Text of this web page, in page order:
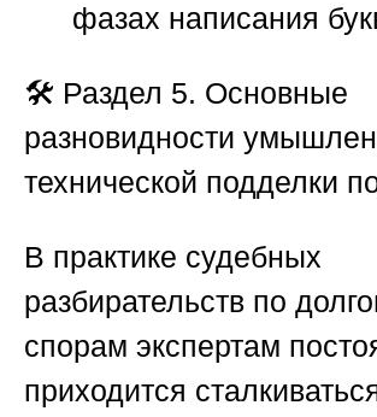
фазах написания
🛠️ Раздел 5. Основные
разновидности
технической подделки
В практике судебных
разбирательств по
спорам экспертам
приходится